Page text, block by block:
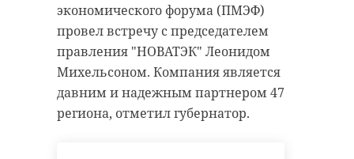
экономического форума (ПМЭФ)
провел встречу с председателем
правления "НОВАТЭК" Леонидом
Михельсоном. Компания является
давним и надежным партнером 47
региона, отметил губернатор.